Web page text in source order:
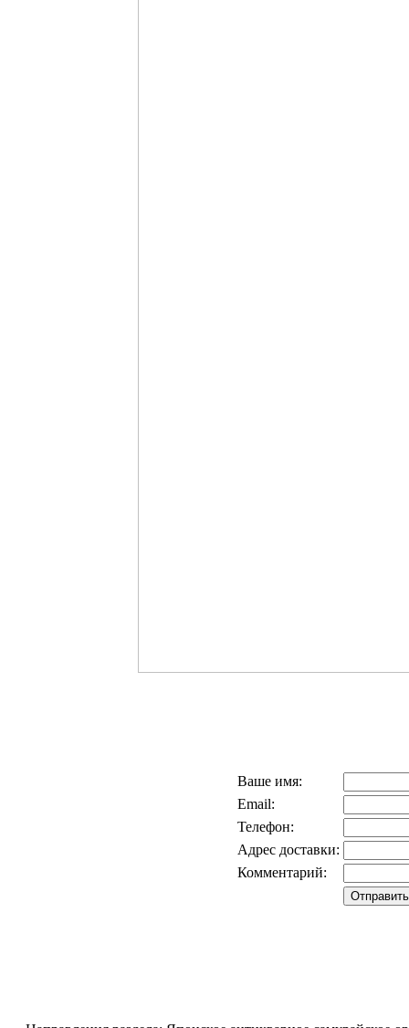
Ваше имя:
Email:
Телефон:
Адрес доставки:
Комментарий: